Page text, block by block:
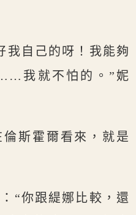
我自己的呀！我能夠
我就不怕的。”妮
斯霍爾看來，就是
“你跟緹娜比較，還